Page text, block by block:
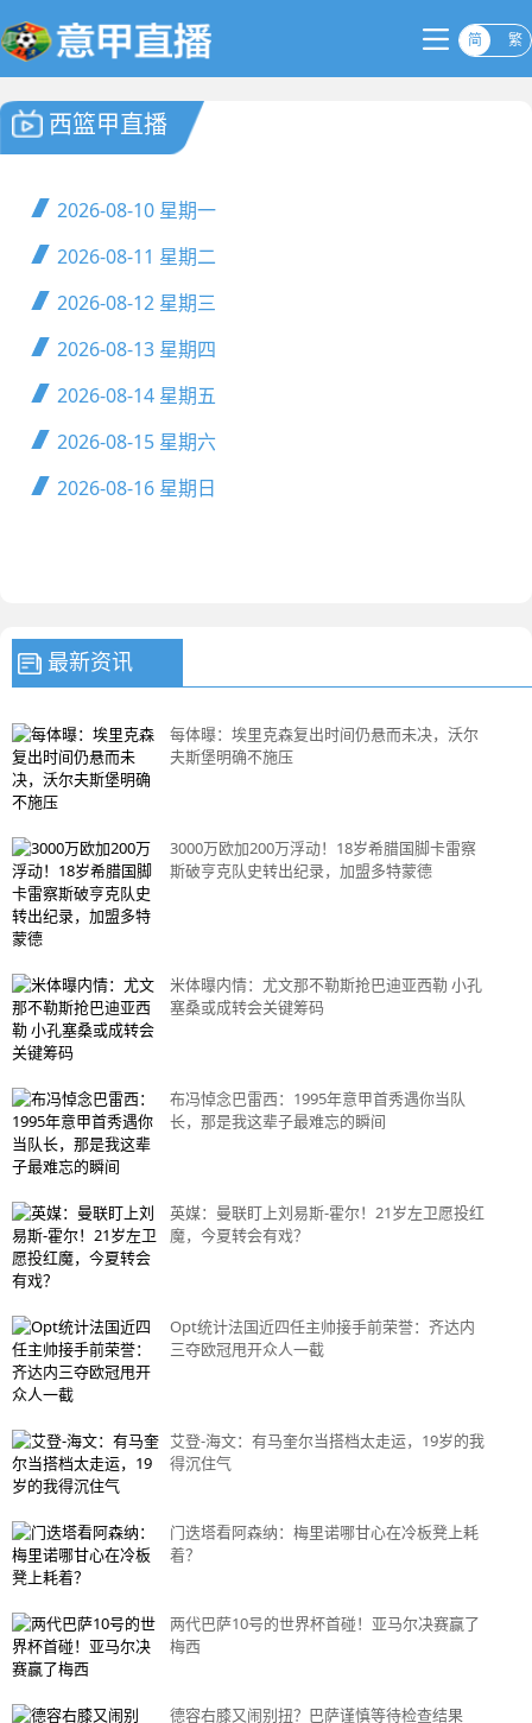
简 繁
西篮甲直播
2026-08-10 星期一
2026-08-11 星期二
2026-08-12 星期三
2026-08-13 星期四
2026-08-14 星期五
2026-08-15 星期六
2026-08-16 星期日
最新资讯
每体曝：埃里克森复出时间仍悬而未决，沃尔
夫斯堡明确不施压
3000万欧加200万浮动！18岁希腊国脚卡雷察
斯破亨克队史转出纪录，加盟多特蒙德
米体曝内情：尤文那不勒斯抢巴迪亚西勒 小孔
塞桑或成转会关键筹码
布冯悼念巴雷西：1995年意甲首秀遇你当队
长，那是我这辈子最难忘的瞬间
英媒：曼联盯上刘易斯-霍尔！21岁左卫愿投红
魔，今夏转会有戏？
Opt统计法国近四任主帅接手前荣誉：齐达内
三夺欧冠甩开众人一截
艾登-海文：有马奎尔当搭档太走运，19岁的我
得沉住气
门迭塔看阿森纳：梅里诺哪甘心在冷板凳上耗
着？
两代巴萨10号的世界杯首碰！亚马尔决赛赢了
梅西
德容右膝又闹别扭？巴萨谨慎等待检查结果